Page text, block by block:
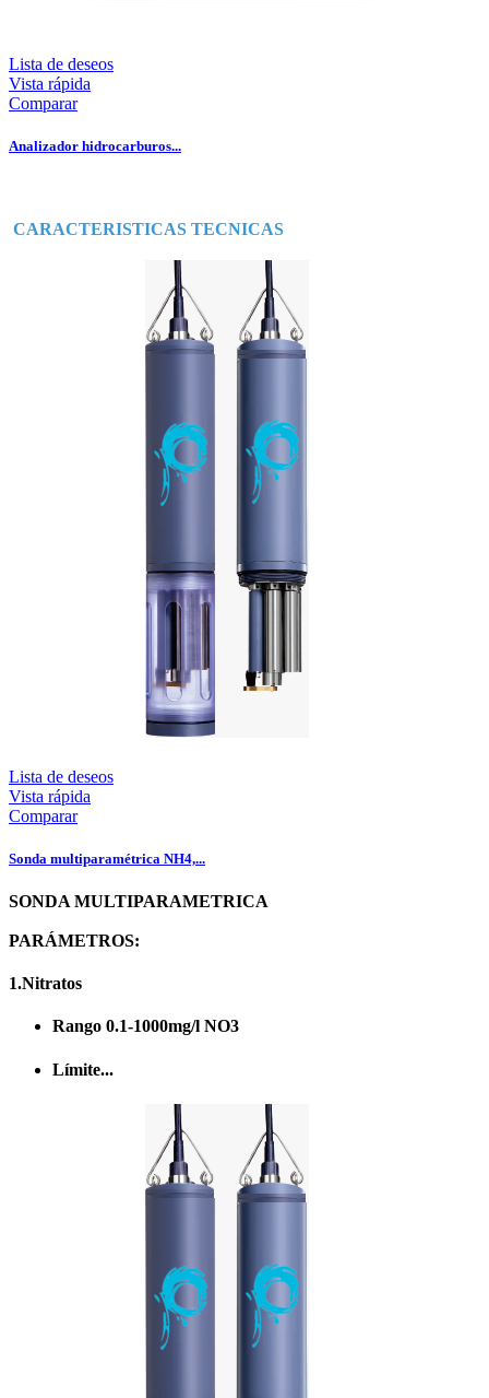
Lista de deseos
Vista rápida
Comparar
Analizador hidrocarburos...
CARACTERISTICAS TECNICAS
Lista de deseos
Vista rápida
Comparar
Sonda multiparamétrica NH4,...
SONDA MULTIPARAMETRICA
PARÁMETROS:
1.Nitratos
Rango 0.1-1000mg/l NO3
Límite...